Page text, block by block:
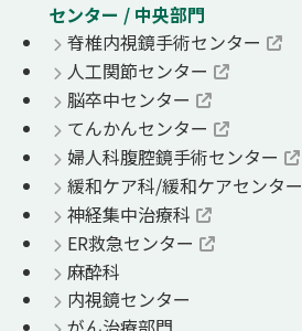
センター / 中央部門
脊椎内視鏡手術センター
人工関節センター
脳卒中センター
てんかんセンター
婦人科腹腔鏡手術センター
緩和ケア科/緩和ケアセンター
神経集中治療科
ER救急センター
麻酔科
内視鏡センター